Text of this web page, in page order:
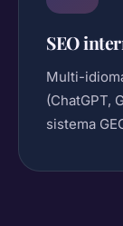
SEO
Multi-
(ChatGPT,
sistema